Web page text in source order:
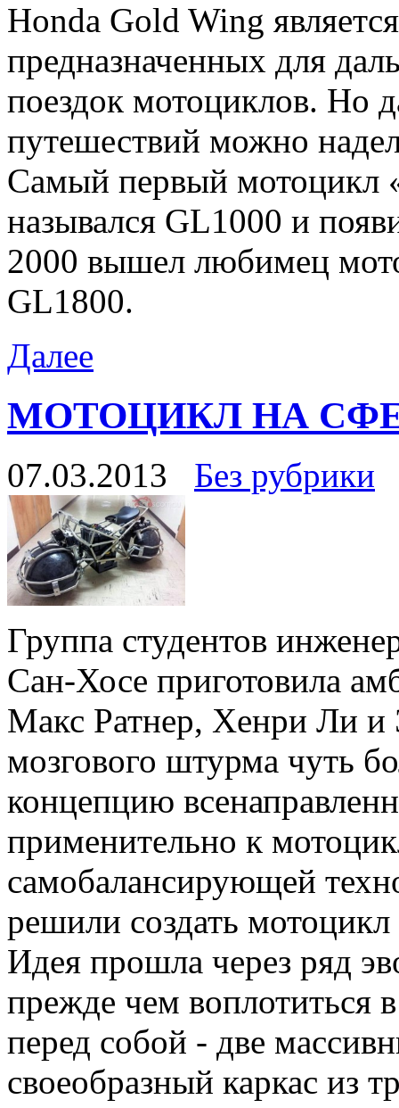
Honda Gold Wing
предназначенных для
поездок мотоциклов. Но
путешествий можно
Самый первый мотоцикл
назывался GL1000 и
2000 вышел любимец
GL1800.
Далее
МОТОЦИКЛ НА
07.03.2013 Без рубрики
Группа студентов
Сан-Хосе приготовила
Макс Ратнер, Хенри Ли
мозгового штурма чуть
концепцию
применительно к
самобалансирующей
решили создать
Идея прошла через ряд
прежде чем воплотиться
перед собой - две
своеобразный каркас из